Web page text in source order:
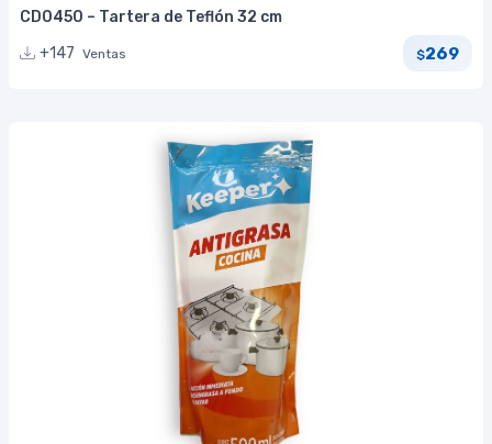
CD0450 – Tartera de Teflón 32 cm
+147 Ventas $269